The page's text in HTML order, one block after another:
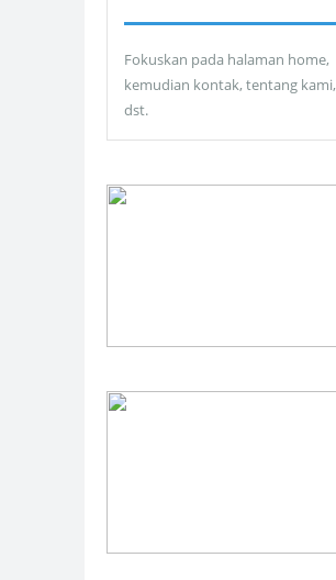
Fokuskan pada halaman home,
kemudian kontak, tentang kami,
dst.